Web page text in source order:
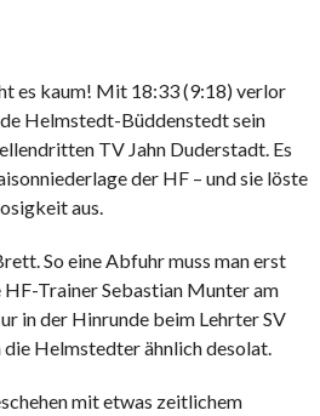
es kaum! Mit 18:33 (9:18) verlor
Helmstedt-Büddenstedt sein
TV Jahn Duderstadt. Es
der HF – und sie löste
aus.
So eine Abfuhr muss man erst
HF-Trainer Sebastian Munter am
in der Hinrunde beim Lehrter SV
Helmstedter ähnlich desolat.
mit etwas zeitlichem